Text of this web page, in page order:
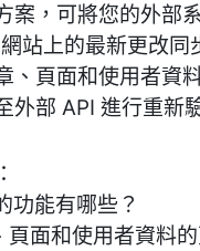
案，可將您的外部
站上的最新更改同
、頁面和使用者資
外部 API 進行重新
功能有哪些？
面和使用者資料的